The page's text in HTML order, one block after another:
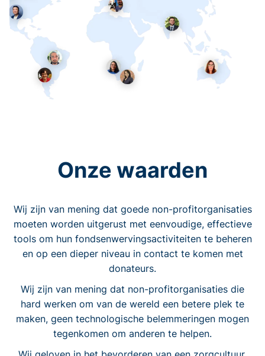
Onze waarden
Wij zijn van mening dat goede non-profitorganisaties
moeten worden uitgerust met eenvoudige, effectieve
tools om hun fondsenwervingsactiviteiten te beheren
en op een dieper niveau in contact te komen met
donateurs.
Wij zijn van mening dat non-profitorganisaties die
hard werken om van de wereld een betere plek te
maken, geen technologische belemmeringen mogen
tegenkomen om anderen te helpen.